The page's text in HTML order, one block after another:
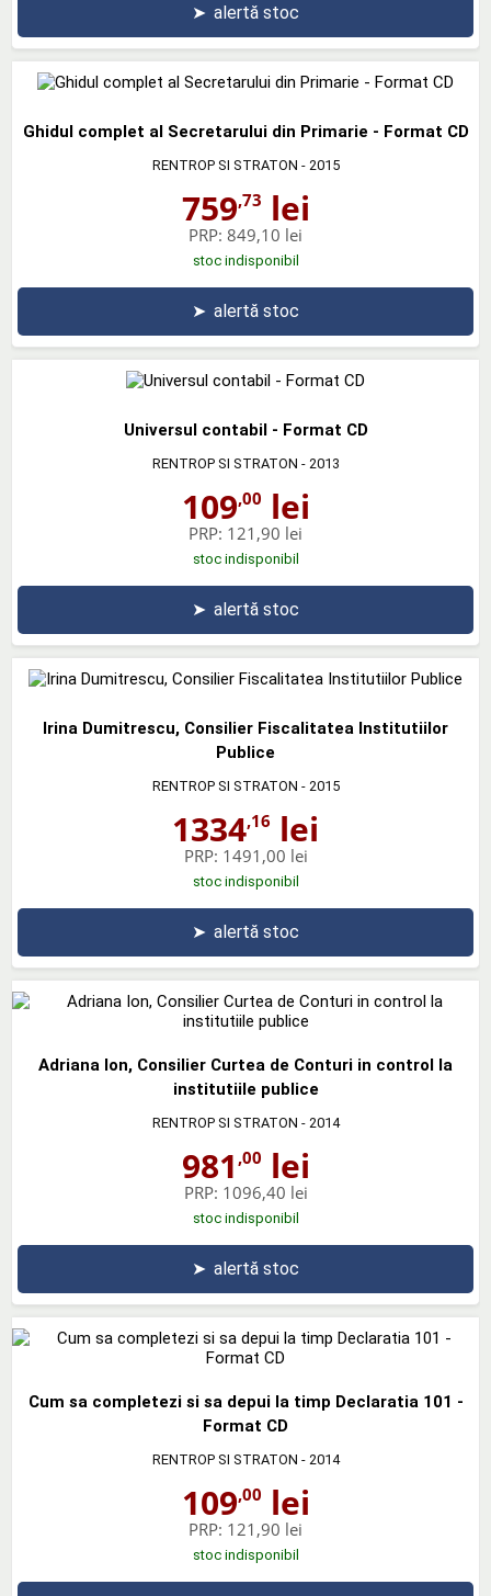
➤ alertă stoc
Ghidul complet al Secretarului din Primarie - Format CD
RENTROP SI STRATON - 2015
759,73 lei
PRP: 849,10 lei
stoc indisponibil
➤ alertă stoc
Universul contabil - Format CD
RENTROP SI STRATON - 2013
109,00 lei
PRP: 121,90 lei
stoc indisponibil
➤ alertă stoc
Irina Dumitrescu, Consilier Fiscalitatea Institutiilor
Publice
RENTROP SI STRATON - 2015
1334,16 lei
PRP: 1491,00 lei
stoc indisponibil
➤ alertă stoc
Adriana Ion, Consilier Curtea de Conturi in control la
institutiile publice
RENTROP SI STRATON - 2014
981 ,00 lei
PRP: 1096,40 lei
stoc indisponibil
➤ alertă stoc
Cum sa completezi si sa depui la timp Declaratia 101 -
Format CD
RENTROP SI STRATON - 2014
109,00 lei
PRP: 121,90 lei
stoc indisponibil